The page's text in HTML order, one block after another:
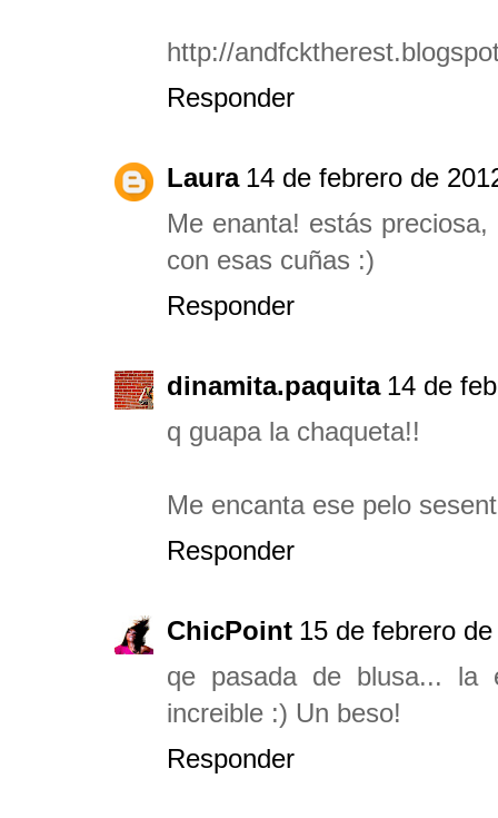
http://
Responder
Laura 14 de febrero de
Me enanta! estás
con esas cuñas :)
Responder
dinamita.paquita 14 de
q guapa la chaqueta!!
Me encanta ese pelo
Responder
ChicPoint 15 de febrero
qe pasada de blusa... la
increible :) Un beso!
Responder